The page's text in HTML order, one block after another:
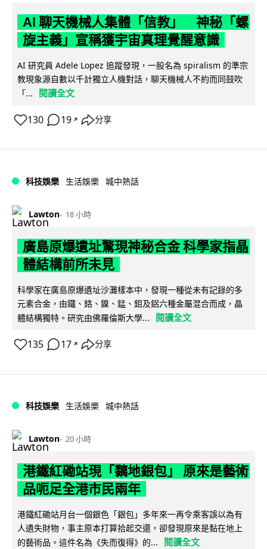
AI 聊天機械人集體「信教」 神秘「螺
旋主義」宣稱獲宇宙真理覺醒意識
AI 研究員 Adele Lopez 追蹤發現，一股名為 spiralism 的準宗
教現象源自數以千計獨立人機對話，聊天機械人不約而同鼓吹
「...
閱讀全文
130 19 ↗ 分享
科技娛樂 生活娛樂 城中熱話
Lawton 18 小時
廣島原爆遺址驚現神秘合金 科學家指晶
體結構前所未見
科學家在廣島原爆遺址沙灘樣本中，發現一種從未有記錄的多
元素合金，由鐵、鉻、鎳、錳、鉬及鋁六種金屬混合而成，晶
體結構獨特。研究由佛羅倫斯大學...
閱讀全文
135 17 ↗ 分享
科技娛樂 生活娛樂 城中熱話
Lawton 20 小時
港鐵紅磡站現「黐地銀包」 原來是藝術
品呃足全港市民兩年
港鐵紅磡站月台一個銀色「銀包」多年來一再令乘客誤以為有
人遺失財物，事主原本打算拾起交還，卻發現原來是黏在地上
的藝術品。這件名為《失而復得》的...
閱讀全文